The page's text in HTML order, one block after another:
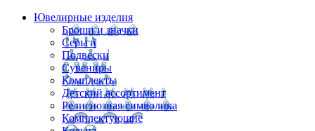
Ювелирные изделия
Броши и значки
Серьги
Подвески
Сувениры
Комплекты
Детский ассортимент
Религиозная символика
Комплектующие